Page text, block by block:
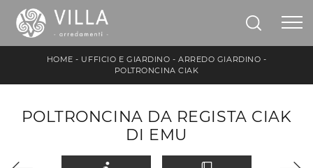
HOME - UFFICIO E GIARDINO -ARREDO GIARDINO -
POLTRONCINA CIAK
POLTRONCINA DA REGISTA CIAK
DI EMU